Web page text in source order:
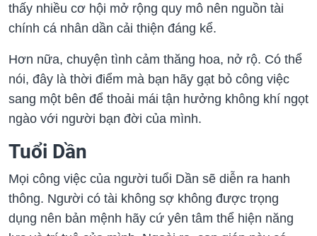
thấy nhiều cơ hội mở rộng quy mô nên nguồn tài
chính cá nhân dần cải thiện đáng kể.
Hơn nữa, chuyện tình cảm thăng hoa, nở rộ. Có thể
nói, đây là thời điểm mà bạn hãy gạt bỏ công việc
sang một bên để thoải mái tận hưởng không khí ngọt
ngào với người bạn đời của mình.
Tuổi Dần
Mọi công việc của người tuổi Dần sẽ diễn ra hanh
thông. Người có tài không sợ không được trọng
dụng nên bản mệnh hãy cứ yên tâm thể hiện năng